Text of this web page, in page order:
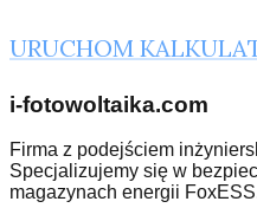
URUCHOM
i-fotowoltaika.com
Firma z podejściem
Specjalizujemy się w
magazynach energii